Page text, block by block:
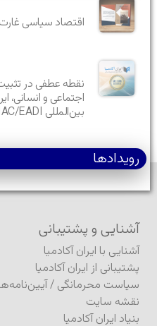
اقتصاد سیاسی
نقطه عطفی در
اجتماعی و انسانی،
بین‌المللی IAC/EADI در مطالعات بین‌المللی توسعه شد
رویدادها
آشنایی و پشتیبانی
آشنایی با ایران آکادمیا
پشتیبانی از ایران آکادمیا
سیاست محرمانگی /
نقشه سایت
بنیاد ایران آکادمیا